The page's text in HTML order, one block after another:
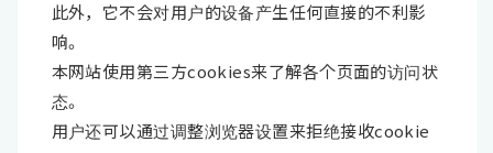
此外，它不会对用户的设备产生任何直接的不利影
响。
本网站使用第三方cookies来了解各个页面的访问状
态。
用户还可以通过调整浏览器设置来拒绝接收cookie